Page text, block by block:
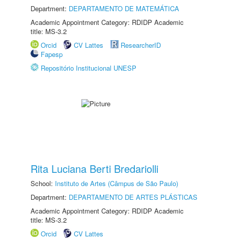
Department: DEPARTAMENTO DE MATEMÁTICA
Academic Appointment Category: RDIDP Academic
title: MS-3.2
Orcid
CV Lattes
ResearcherID
Fapesp
Repositório Institucional UNESP
Rita Luciana Berti Bredariolli
School: Instituto de Artes (Câmpus de São Paulo)
Department: DEPARTAMENTO DE ARTES PLÁSTICAS
Academic Appointment Category: RDIDP Academic
title: MS-3.2
Orcid
CV Lattes